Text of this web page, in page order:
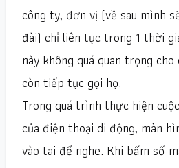
công ty, đơn vị (về sau mình
đài) chỉ liên tục trong 1 thời
này không quá quan trọng
còn tiếp tục gọi họ.
Trong quá trình thực hiện
của điện thoại di động, màn
vào tai để nghe. Khi bấm số